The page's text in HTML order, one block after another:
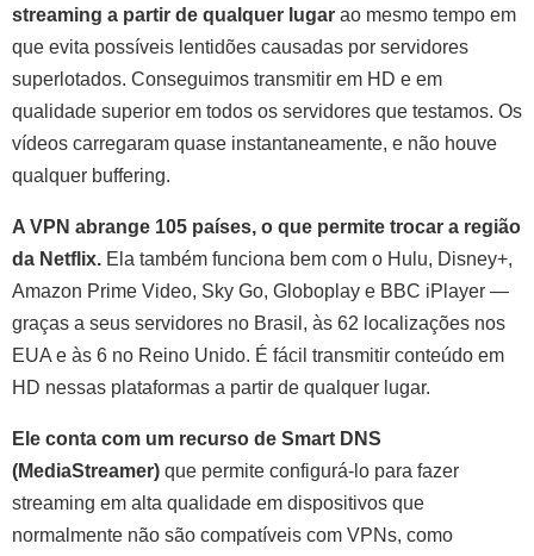
streaming a partir de qualquer lugar ao mesmo tempo em
que evita possíveis lentidões causadas por servidores
superlotados. Conseguimos transmitir em HD e em
qualidade superior em todos os servidores que testamos. Os
vídeos carregaram quase instantaneamente, e não houve
qualquer buffering.
A VPN abrange 105 países, o que permite trocar a região
da Netflix. Ela também funciona bem com o Hulu, Disney+,
Amazon Prime Video, Sky Go, Globoplay e BBC iPlayer —
graças a seus servidores no Brasil, às 62 localizações nos
EUA e às 6 no Reino Unido. É fácil transmitir conteúdo em
HD nessas plataformas a partir de qualquer lugar.
Ele conta com um recurso de Smart DNS
(MediaStreamer) que permite configurá-lo para fazer
streaming em alta qualidade em dispositivos que
normalmente não são compatíveis com VPNs, como